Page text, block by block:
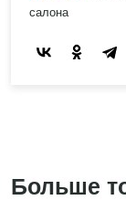
салона
Больше